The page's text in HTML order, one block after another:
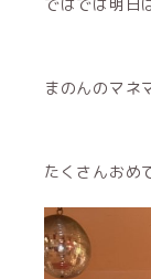
まのんのマネ
たくさんお